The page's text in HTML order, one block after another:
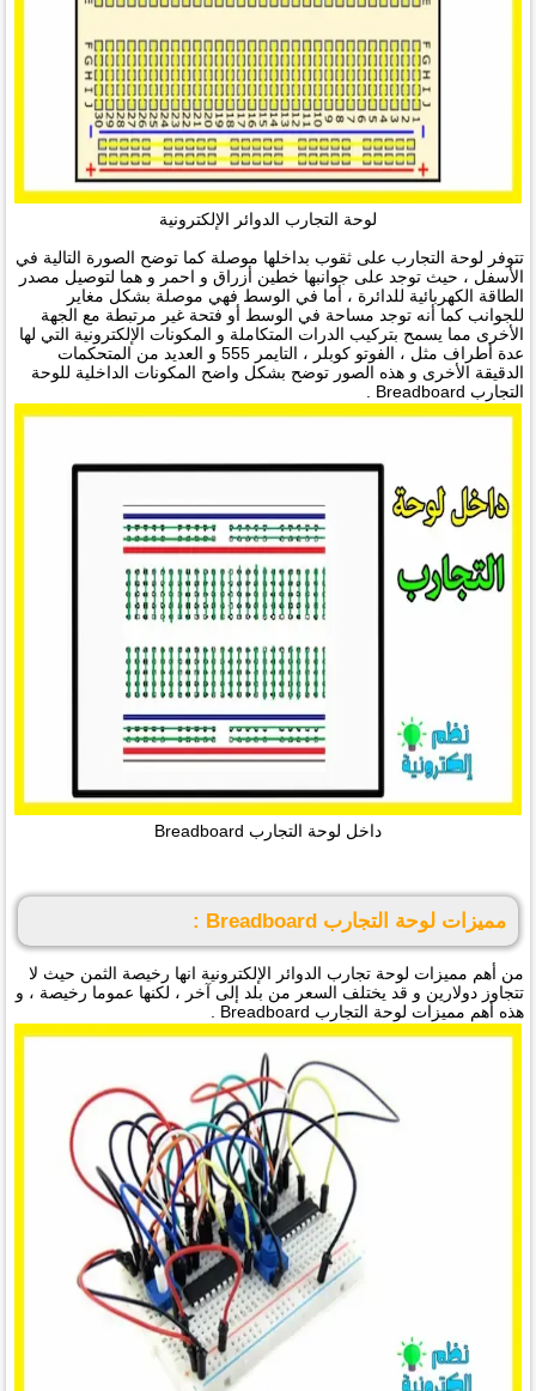
لوحة التجارب الدوائر الإلكترونية
تتوفر لوحة التجارب على ثقوب بداخلها موصلة كما توضح الصورة التالية في
الأسفل ، حيث توجد على جوانبها خطين أزراق و احمر و هما لتوصيل مصدر
الطاقة الكهربائية للدائرة ، أما في الوسط فهي موصلة بشكل مغاير
للجوانب كما أنه توجد مساحة في الوسط أو فتحة غير مرتبطة مع الجهة
الأخرى مما يسمح بتركيب الدرات المتكاملة و المكونات الإلكترونية التي لها
عدة أطراف مثل ، الفوتو كوبلر ، التايمر 555 و العديد من المتحكمات
الدقيقة الأخرى و هذه الصور توضح بشكل واضح المكونات الداخلية للوحة
التجارب Breadboard .
داخل لوحة التجارب Breadboard
مميزات لوحة التجارب Breadboard :
من أهم مميزات لوحة تجارب الدوائر الإلكترونية انها رخيصة الثمن حيث لا
تتجاوز دولارين و قد يختلف السعر من بلد إلى آخر ، لكنها عموما رخيصة ، و
هذه أهم مميزات لوحة التجارب Breadboard .